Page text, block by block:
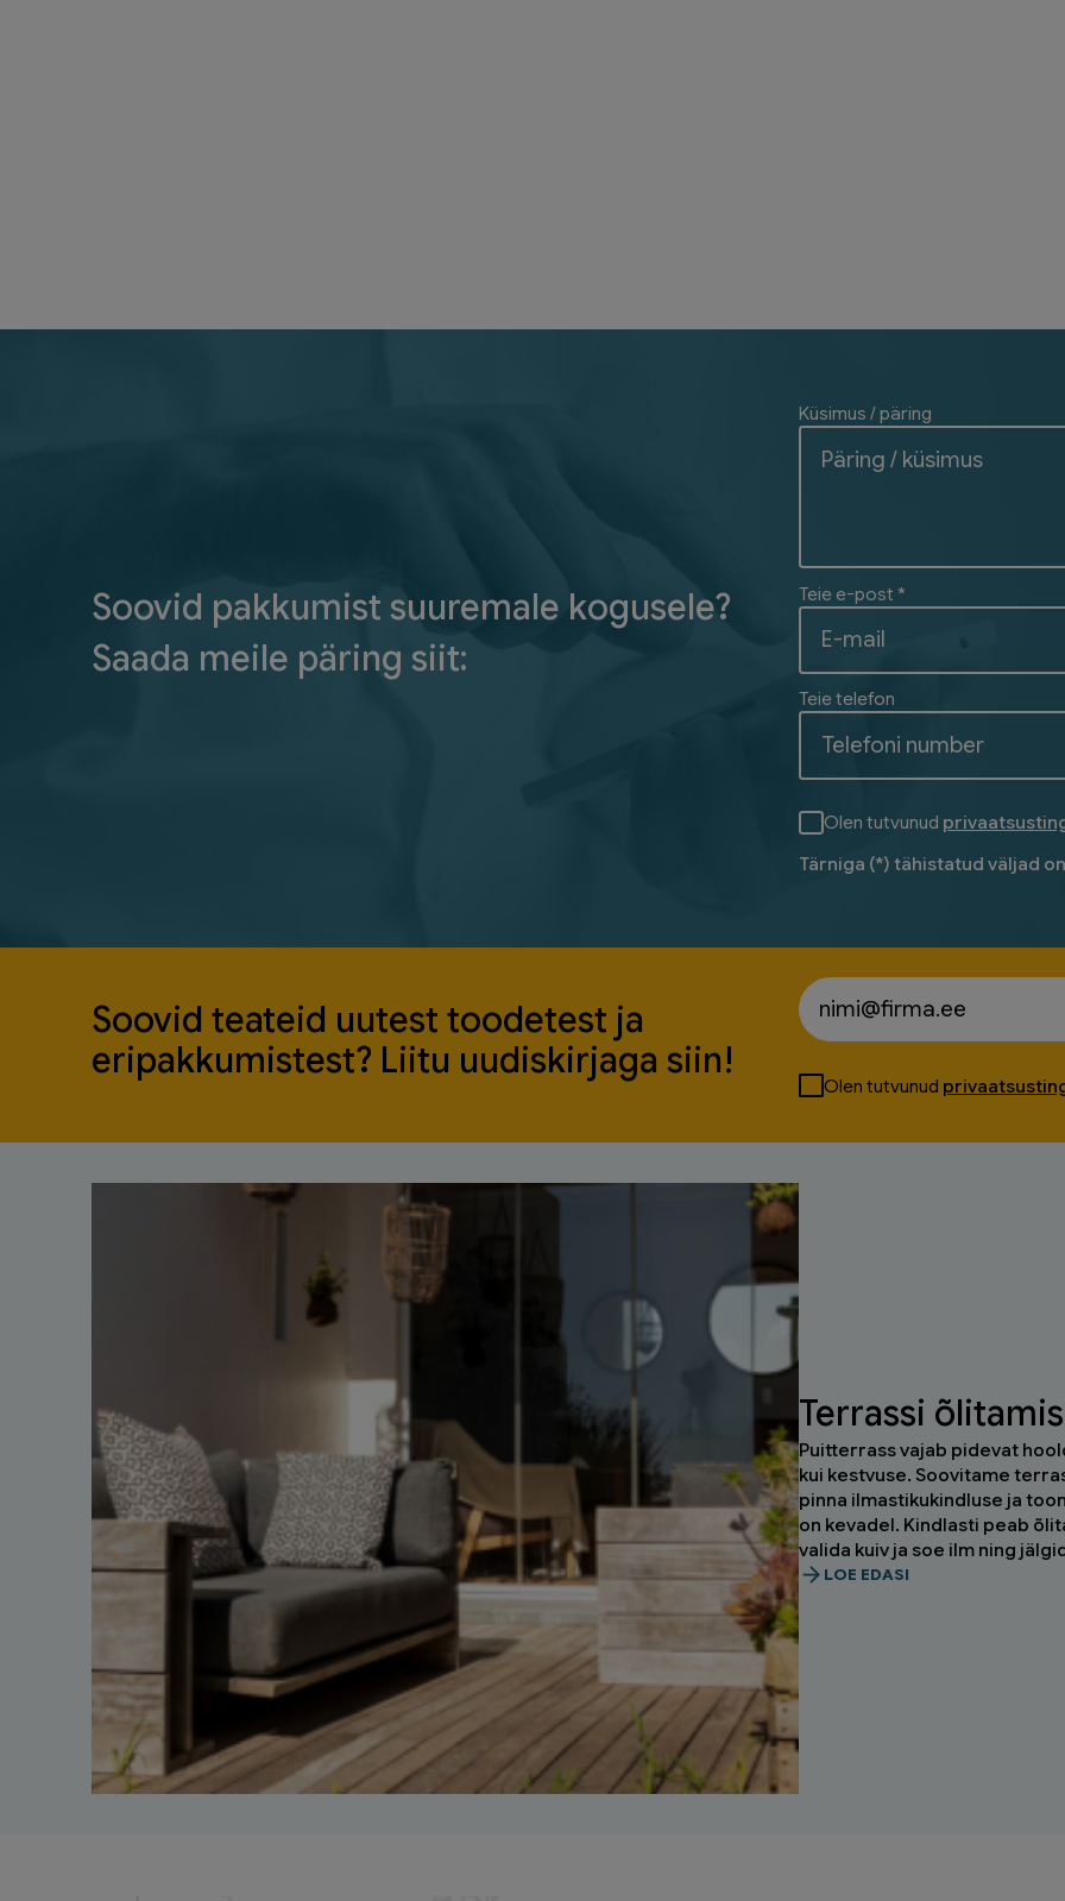
Soovid pakkumist suuremale kogusele?
Saada meile päring siit:
Küsimus / päring
Teie e-post *
Teie telefon
Olen tutvunud
Tärniga (*) tähistatud väljad
Soovid teateid uutest toodetest ja
eripakkumistest? Liitu uudiskirjaga siin!
Olen tutvunud
Terrassi
Puitterrass vajab pidevat
kui kestvuse. Soovitame
pinna ilmastikukindluse ja
on kevadel. Kindlasti peab
valida kuiv ja soe ilm ning
LOE EDASI